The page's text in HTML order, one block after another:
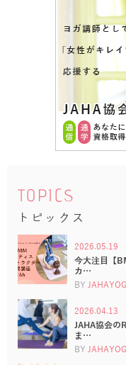
TOPICS
トピックス
2026.05.19
今大注目【
カ…
BY
2026.04.13
JAHA協会の
ま…
BY